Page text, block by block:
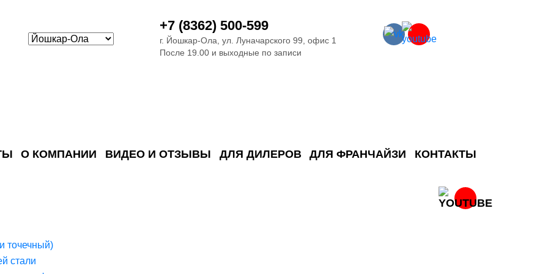
+7 (8362) 500-599
г. Йошкар-Ола, ул. Луначарского 99, офис 1
После 19.00 и выходные по записи
О КОМПАНИИ ВИДЕО И ОТЗЫВЫ ДЛЯ ДИЛЕРОВ ДЛЯ ФРАНЧАЙЗИ КОНТАКТЫ
точечный)
стали